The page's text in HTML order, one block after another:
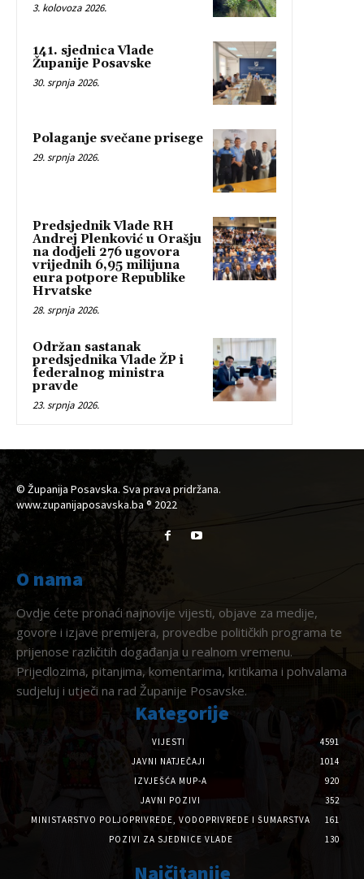
3. kolovoza 2026.
141. sjednica Vlade
Županije Posavske
30. srpnja 2026.
Polaganje svečane prisege
29. srpnja 2026.
Predsjednik Vlade RH
Andrej Plenković u Orašju
na dodjeli 276 ugovora
vrijednih 6,95 milijuna
eura potpore Republike
Hrvatske
28. srpnja 2026.
Održan sastanak
predsjednika Vlade ŽP i
federalnog ministra
pravde
23. srpnja 2026.
© Županija Posavska. Sva prava pridržana.
www.zupanijaposavska.ba ® 2022
O nama
Ovdje ćete pronaći najnovije vijesti, objave za medije,
govore i izjave premijera, provedbe političkih programa te
prijenose različitih događanja u realnom vremenu.
Prijedlozima, pitanjima, komentarima, kritikama i pohvalama
sudjeluj i utječi na rad Županije Posavske.
Kategorije
VIJESTI
4591
JAVNI NATJEČAJI
1014
IZVJEŠĆA MUP-A
920
JAVNI POZIVI
352
MINISTARSTVO POLJOPRIVREDE, VODOPRIVREDE I ŠUMARSTVA
161
POZIVI ZA SJEDNICE VLADE
130
Najčitanije